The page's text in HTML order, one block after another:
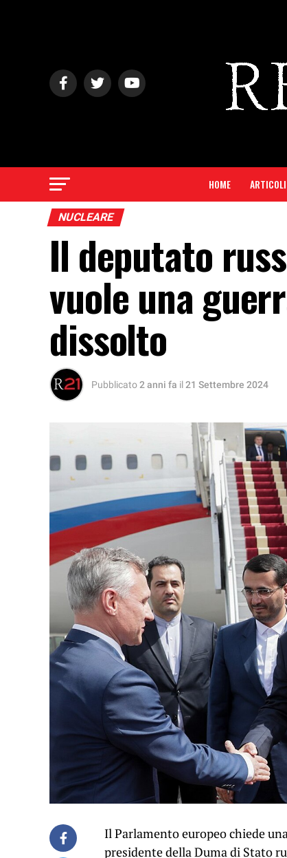
HOME ARTICOLI
NUCLEARE
Il deputato
vuole una
dissolto
Pubblicato2 anni fa il21 Settembre 2024
Il Parlamento europeo chiede
presidente della Duma di Stato